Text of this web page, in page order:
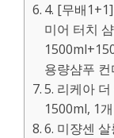
4. [무배
미어 터치
용량샴푸
5. 리케아
1500ml, 1개
6. 미쟝센